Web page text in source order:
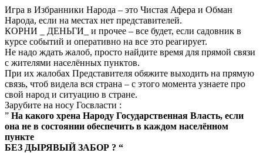
Игра в Избранники Народа – это Чистая Афера и Обман
Народа, если на местах нет представителей.
КОРНИ _ ДЕНЬГИ_ и прочее – все будет, если садовник в
курсе событий и оперативно на все это реагирует.
Не надо ждать жалоб, просто найдите время для прямой связи
с жителями населённых пунктов.
При их жалобах Представителя обяжите выходить на прямую
связь, чтоб видела вся страна – с этого момента узнаете про
свой народ и ситуацию в стране.
Зарубите на носу Госвласти :
” На какого хрена Народу Государственная Власть, если
она не в состоянии обеспечить в каждом населённом
пункте
БЕЗ ДЫРЯВЫЙ ЗАБОР ? “